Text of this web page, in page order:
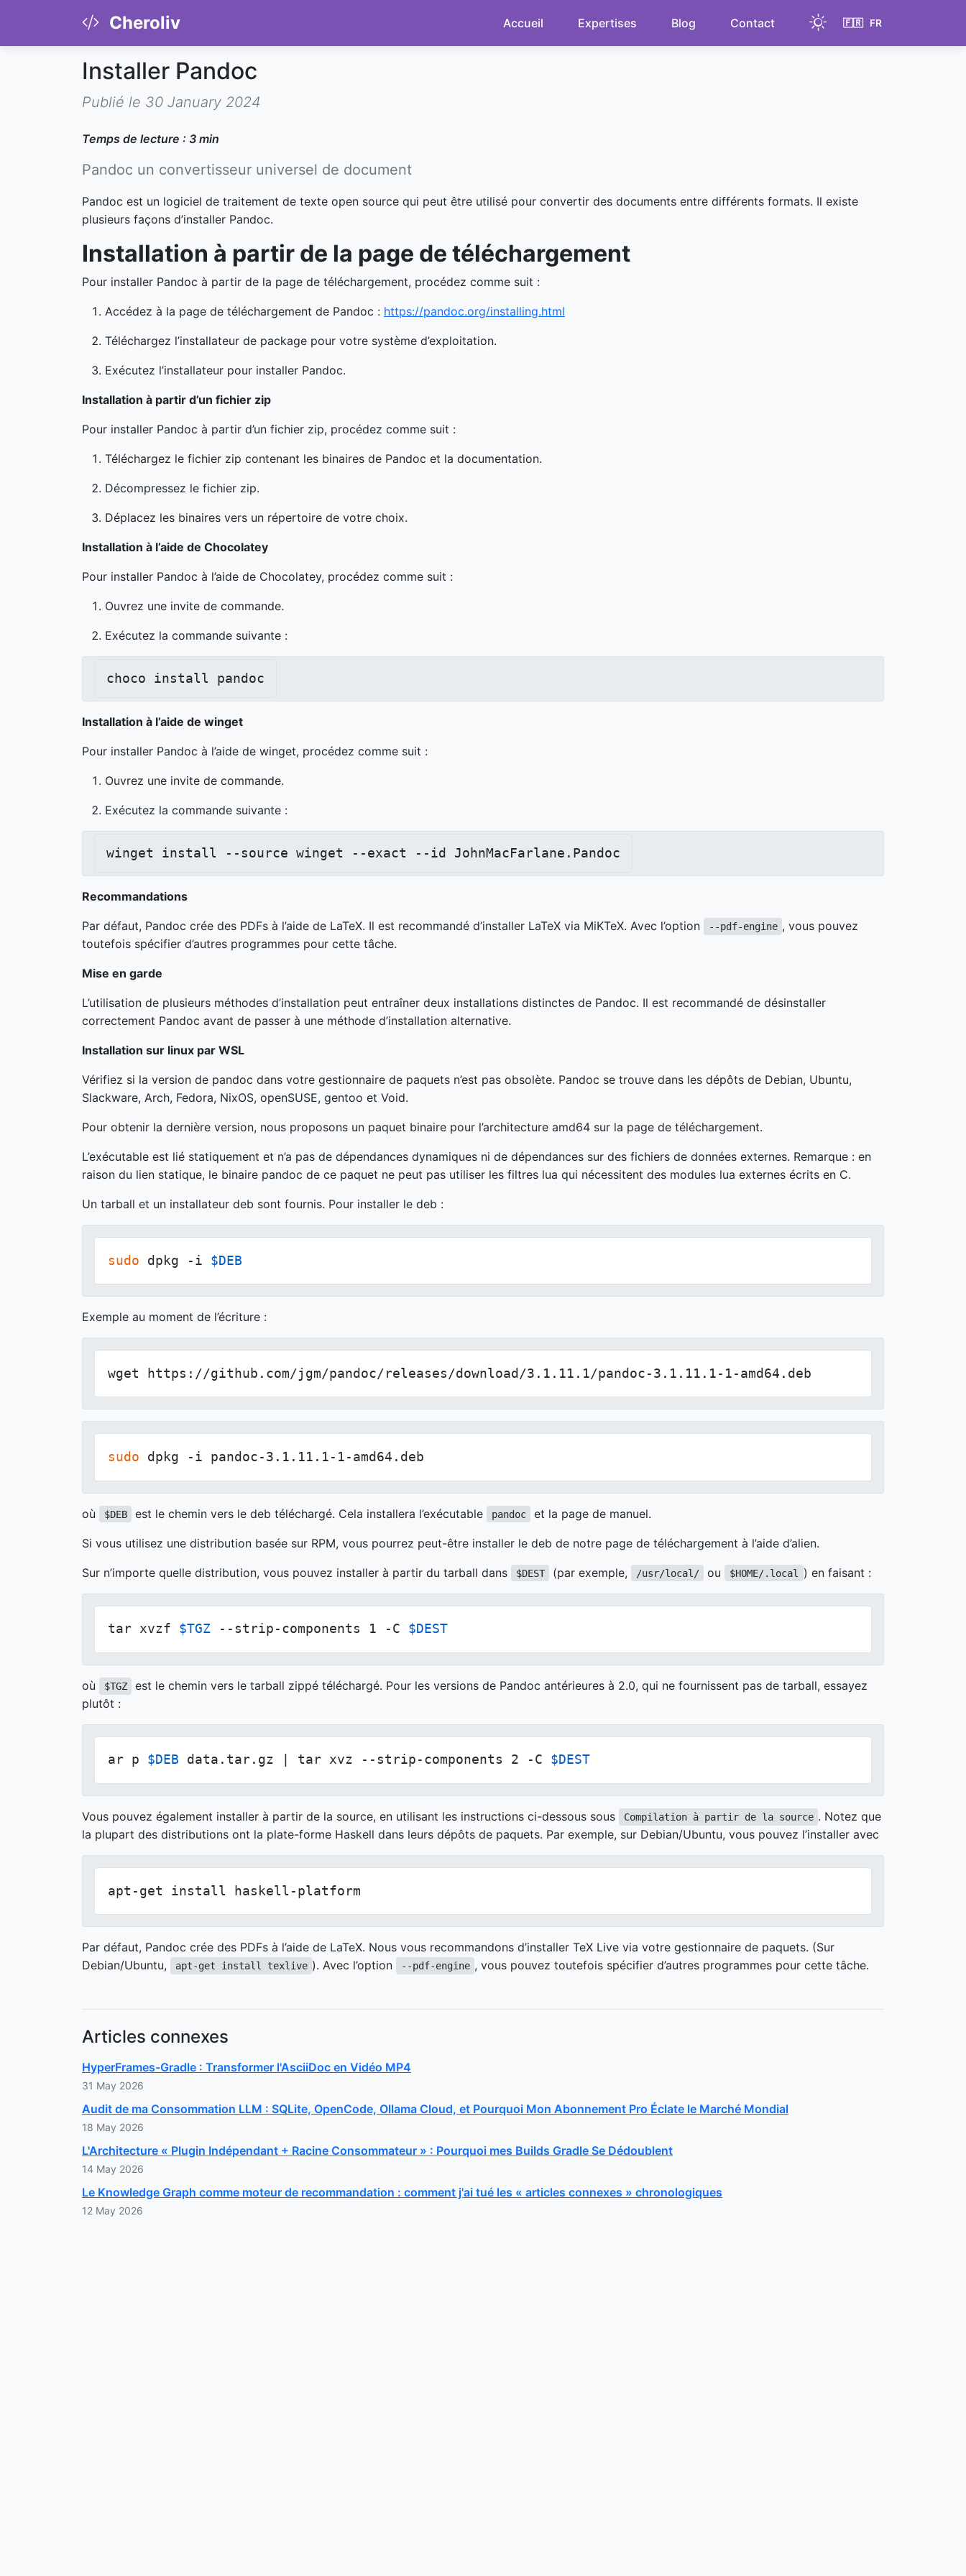
Cheroliv Accueil Expertises Blog Contact
Light
🇫🇷 FR
Installer Pandoc
Publié le 30 January 2024
Temps de lecture : 3 min
Pandoc un convertisseur universel de document
Pandoc est un logiciel de traitement de texte open source qui peut être utilisé pour convertir des documents entre différents formats. Il existe
plusieurs façons d’installer Pandoc.
Installation à partir de la page de téléchargement
Pour installer Pandoc à partir de la page de téléchargement, procédez comme suit :
Accédez à la page de téléchargement de Pandoc : https://pandoc.org/installing.html
Téléchargez l’installateur de package pour votre système d’exploitation.
Exécutez l’installateur pour installer Pandoc.
Installation à partir d’un fichier zip
Pour installer Pandoc à partir d’un fichier zip, procédez comme suit :
Téléchargez le fichier zip contenant les binaires de Pandoc et la documentation.
Décompressez le fichier zip.
Déplacez les binaires vers un répertoire de votre choix.
Installation à l’aide de Chocolatey
Pour installer Pandoc à l’aide de Chocolatey, procédez comme suit :
Ouvrez une invite de commande.
Exécutez la commande suivante :
choco install pandoc
Installation à l’aide de winget
Pour installer Pandoc à l’aide de winget, procédez comme suit :
Ouvrez une invite de commande.
Exécutez la commande suivante :
winget install --source winget --exact --id JohnMacFarlane.Pandoc
Recommandations
Par défaut, Pandoc crée des PDFs à l’aide de LaTeX. Il est recommandé d’installer LaTeX via MiKTeX. Avec l’option --pdf-engine , vous pouvez
toutefois spécifier d’autres programmes pour cette tâche.
Mise en garde
L’utilisation de plusieurs méthodes d’installation peut entraîner deux installations distinctes de Pandoc. Il est recommandé de désinstaller
correctement Pandoc avant de passer à une méthode d’installation alternative.
Installation sur linux par WSL
Vérifiez si la version de pandoc dans votre gestionnaire de paquets n’est pas obsolète. Pandoc se trouve dans les dépôts de Debian, Ubuntu,
Slackware, Arch, Fedora, NixOS, openSUSE, gentoo et Void.
Pour obtenir la dernière version, nous proposons un paquet binaire pour l’architecture amd64 sur la page de téléchargement.
L’exécutable est lié statiquement et n’a pas de dépendances dynamiques ni de dépendances sur des fichiers de données externes. Remarque : en
raison du lien statique, le binaire pandoc de ce paquet ne peut pas utiliser les filtres lua qui nécessitent des modules lua externes écrits en C.
Un tarball et un installateur deb sont fournis. Pour installer le deb :
sudo dpkg -i $DEB
Exemple au moment de l’écriture :
wget https://github.com/jgm/pandoc/releases/download/3.1.11.1/pandoc-3.1.11.1-1-amd64.deb
sudo dpkg -i pandoc-3.1.11.1-1-amd64.deb
où $DEB est le chemin vers le deb téléchargé. Cela installera l’exécutable pandoc et la page de manuel.
Si vous utilisez une distribution basée sur RPM, vous pourrez peut-être installer le deb de notre page de téléchargement à l’aide d’alien.
Sur n’importe quelle distribution, vous pouvez installer à partir du tarball dans $DEST (par exemple, /usr/local/ ou $HOME/.local ) en faisant :
tar xvzf $TGZ --strip-components 1 -C $DEST
où $TGZ
est le chemin vers le tarball zippé téléchargé. Pour les versions de Pandoc antérieures à 2.0, qui ne fournissent pas de tarball, essayez
plutôt :
ar p $DEB data.tar.gz | tar xvz --strip-components 2 -C $DEST
Vous pouvez également installer à partir de la source, en utilisant les instructions ci-dessous sous Compilation à partir de la source . Notez que
la plupart des distributions ont la plate-forme Haskell dans leurs dépôts de paquets. Par exemple, sur Debian/Ubuntu, vous pouvez l’installer avec
apt-get install haskell-platform
Par défaut, Pandoc crée des PDFs à l’aide de LaTeX. Nous vous recommandons d’installer TeX Live via votre gestionnaire de paquets. (Sur
Debian/Ubuntu,
apt-get install texlive ). Avec l’option --pdf-engine , vous pouvez toutefois spécifier d’autres programmes pour cette tâche.
Articles connexes
HyperFrames-Gradle : Transformer l'AsciiDoc en Vidéo MP4
31 May 2026
Audit de ma Consommation LLM : SQLite, OpenCode, Ollama Cloud, et Pourquoi Mon Abonnement Pro Éclate le Marché Mondial
18 May 2026
L'Architecture « Plugin Indépendant + Racine Consommateur » : Pourquoi mes Builds Gradle Se Dédoublent
14 May 2026
Le Knowledge Graph comme moteur de recommandation : comment j'ai tué les « articles connexes » chronologiques
12 May 2026